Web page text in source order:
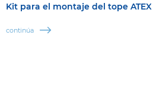
Kit para el montaje del tope ATEX
continúa